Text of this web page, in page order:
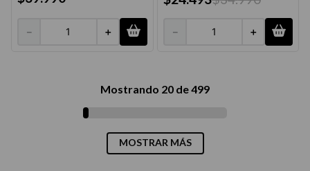
＋
－ ＋
－
Mostrando 20 de 499
MOSTRAR MÁS